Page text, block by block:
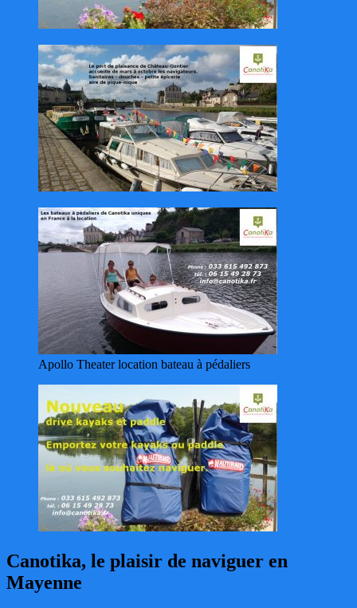
Apollo Theater location bateau à pédaliers
Canotika, le plaisir de naviguer en
Mayenne